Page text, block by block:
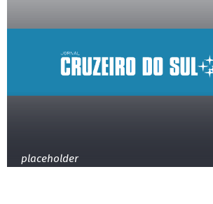
placeholder